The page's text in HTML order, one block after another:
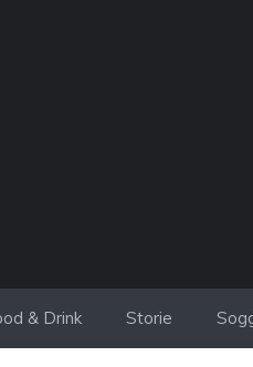
& Drink Storie